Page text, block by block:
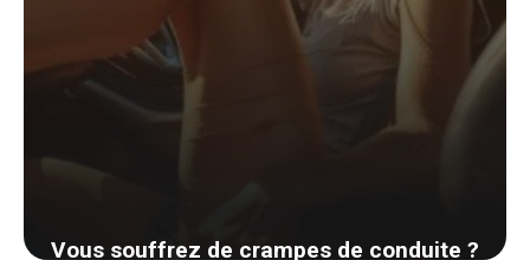
Vous souffrez de crampes de conduite ?